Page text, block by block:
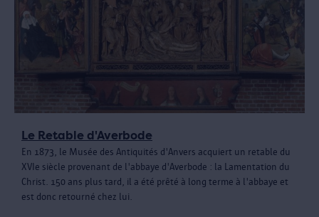
Le Retable d'Averbode
En 1873, le Musée des Antiquités d'Anvers acquiert un retable du
XVIe siècle provenant de l'abbaye d'Averbode : la Lamentation du
Christ. 150 ans plus tard, il a été prêté à long terme à l'abbaye et
est donc retourné chez lui.